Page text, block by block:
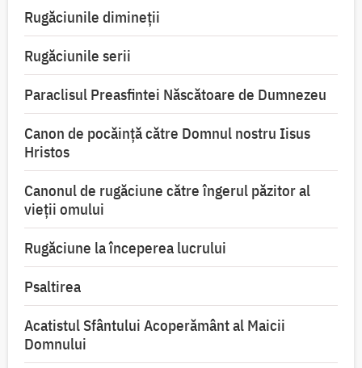
Rugăciunile dimineții
Rugăciunile serii
Paraclisul Preasfintei Născătoare de Dumnezeu
Canon de pocăință către Domnul nostru Iisus
Hristos
Canonul de rugăciune către îngerul păzitor al
vieții omului
Rugăciune la începerea lucrului
Psaltirea
Acatistul Sfântului Acoperământ al Maicii
Domnului